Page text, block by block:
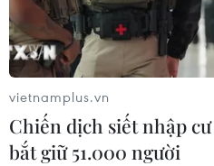
Thúc đẩy các dịch vụ
công dân thông qua
26/03/2026 14:03
vietnamplus.vn
Chiến dịch siết nhập
bắt giữ 51.000 người